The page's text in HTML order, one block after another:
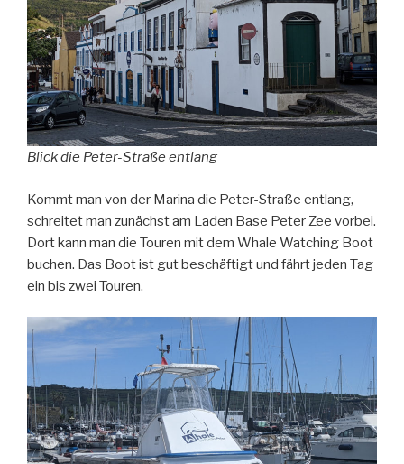
Blick die Peter-Straße entlang
Kommt man von der Marina die Peter-Straße entlang,
schreitet man zunächst am Laden Base Peter Zee vorbei.
Dort kann man die Touren mit dem Whale Watching Boot
buchen. Das Boot ist gut beschäftigt und fährt jeden Tag
ein bis zwei Touren.